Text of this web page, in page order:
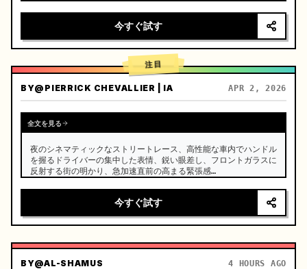
今すぐ試す
注目
BY@PIERRICK CHEVALLIER | IA APR 2, 2026
全文を見る
夜のシネマティックなストリートレース、高性能な車内でハンドル
を握るドライバーの集中した表情、鋭い眼差し、フロントガラスに
反射する街の明かり、急加速直前の高まる緊張感
カメラ：シームレスなトランジションを伴う高速マルチアングルシ
ステム、車内クローズアップ → 肩越しショット → 車外トラッキ
ング → ローアングルショット、超ダイナミックなカメラワーク、
ウィップパン ＋ スピードランプ・トランジション ＋ モーショ
(0-2秒) ドライバーの車内クローズアップ、シ…
今すぐ試す
BY@AL-SHAMUS 4 HOURS AGO